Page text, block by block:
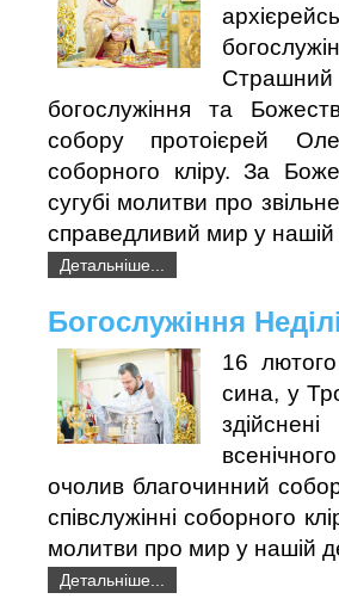
богослужіння та
собору протоієрей
соборного кліру. За
сугубі молитви про
справедливий мир у нашій
Детальніше...
Богослужіння
16
сина, у
очолив благочинний
співслужінні соборного
молитви про мир у нашій
Детальніше...